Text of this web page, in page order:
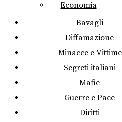
Economia
Bavagli
Diffamazione
Minacce e Vittime
Segreti italiani
Mafie
Guerre e Pace
Diritti